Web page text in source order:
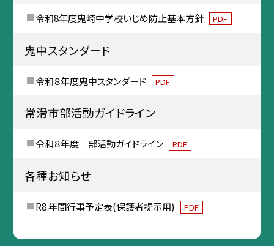
令和8年度鬼崎中学校いじめ防止基本方針 PDF
鬼中スタンダード
令和８年度鬼中スタンダード PDF
常滑市部活動ガイドライン
令和８年度 部活動ガイドライン PDF
各種お知らせ
R8 年間行事予定表(保護者提示用) PDF